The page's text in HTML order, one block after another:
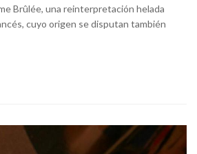
Brûlée, una reinterpretación helada
cuyo origen se disputan también